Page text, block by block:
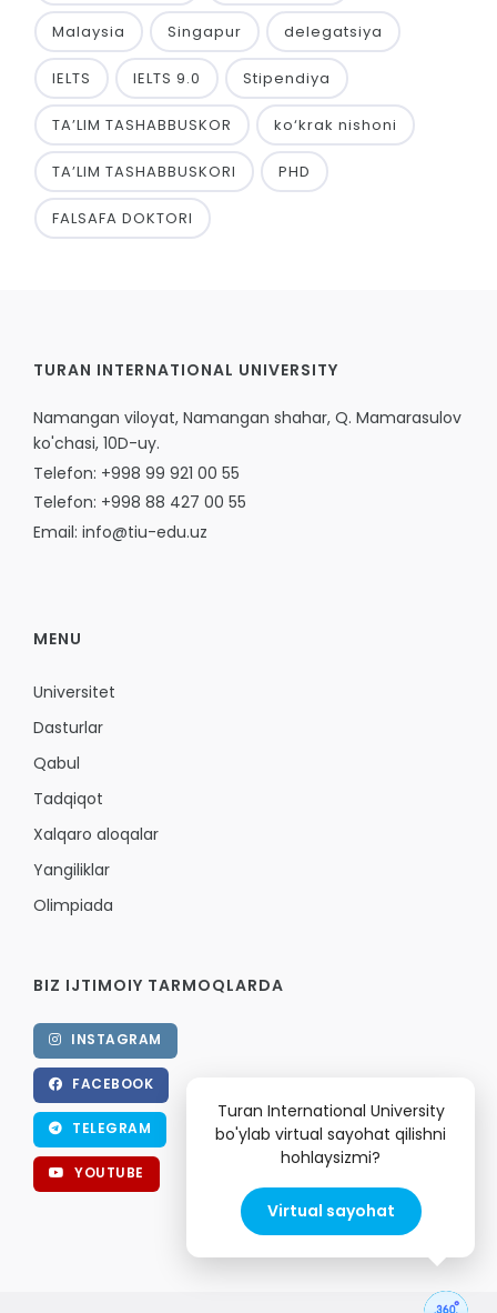
Malaysia Singapur delegatsiya
IELTS IELTS 9.0 Stipendiya
TA’LIM TASHABBUSKOR ko‘krak nishoni
TA’LIM TASHABBUSKORI PHD
FALSAFA DOKTORI
TURAN INTERNATIONAL UNIVERSITY
Namangan viloyat, Namangan shahar, Q. Mamarasulov
ko'chasi, 10D-uy.
Telefon: +998 99 921 00 55
Telefon: +998 88 427 00 55
Email: info@tiu-edu.uz
MENU
Universitet
Dasturlar
Qabul
Tadqiqot
Xalqaro aloqalar
Yangiliklar
Olimpiada
BIZ IJTIMOIY TARMOQLARDA
INSTAGRAM
FACEBOOK
TELEGRAM
YOUTUBE
Turan International University
bo'ylab virtual sayohat qilishni
hohlaysizmi?
Virtual sayohat